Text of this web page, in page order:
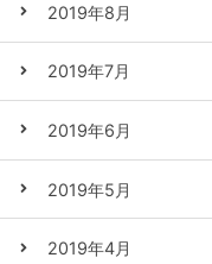
2019年8月
2019年7月
2019年6月
2019年5月
2019年4月